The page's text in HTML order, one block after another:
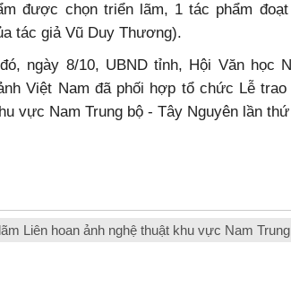
được chọn triển lãm, 1 tác phẩm
tác giả Vũ Duy Thương).
ngày 8/10, UBND tỉnh, Hội Văn học
Việt Nam đã phối hợp tổ chức Lễ
vực Nam Trung bộ - Tây Nguyên lần
Liên hoan ảnh nghệ thuật khu vực Nam